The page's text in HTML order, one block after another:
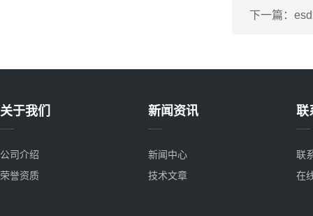
下一篇：
关于我们
公司介绍
荣誉资质
新闻资讯
新闻中心
技术文章
联
联
在